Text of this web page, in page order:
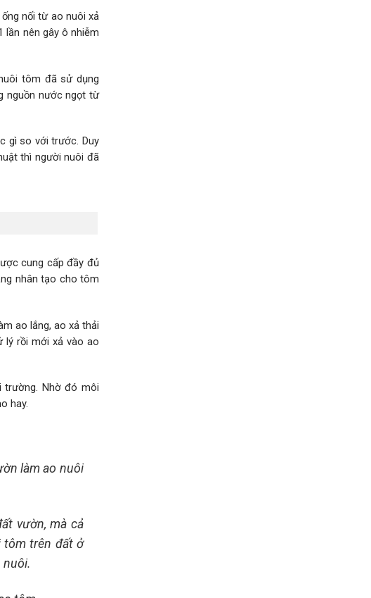
nối từ ao nuôi xả
lần nên gây ô nhiễm
tôm đã sử dụng
nguồn nước ngọt từ
gì so với trước. Duy
thì người nuôi đã
cung cấp đầy đủ
nhân tạo cho tôm
ao lắng, ao xả thải
lý rồi mới xả vào ao
Nhờ đó môi
hay.
làm ao nuôi
vườn, mà cả
tôm trên đất ở
nuôi.